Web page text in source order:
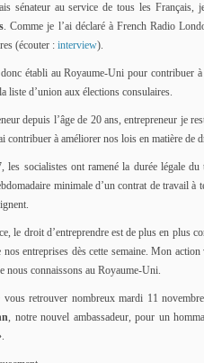
sénateur au service de tous les
. Comme je l’ai déclaré à French Radio
(écouter : interview).
établi au Royaume-Uni pour contribuer
liste d’union aux élections consulaires.
depuis l’âge de 20 ans, entrepreneur je
contribuer à améliorer nos lois en matière de
les socialistes ont ramené la durée légale
minimale d’un contrat de travail
le droit d’entreprendre est de plus en plus
nos entreprises dès cette semaine. Mon
nous connaissons au Royaume-Uni.
vous retrouver nombreux mardi 11
, notre nouvel ambassadeur, pour un